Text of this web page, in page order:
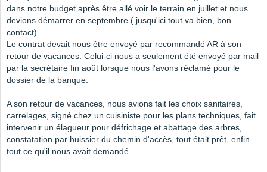
dans notre budget après être allé voir le terrain en juillet et nous
devions démarrer en septembre ( jusqu'ici tout va bien, bon
contact)
Le contrat devait nous être envoyé par recommandé AR à son
retour de vacances. Celui-ci nous a seulement été envoyé par mail
par la secrétaire fin août lorsque nous l'avons réclamé pour le
dossier de la banque.
A son retour de vacances, nous avions fait les choix sanitaires,
carrelages, signé chez un cuisiniste pour les plans techniques, fait
intervenir un élagueur pour défrichage et abattage des arbres,
constatation par huissier du chemin d'accès, tout était prêt, enfin
tout ce qu'il nous avait demandé.